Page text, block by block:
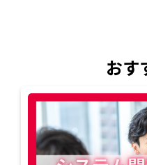
おす